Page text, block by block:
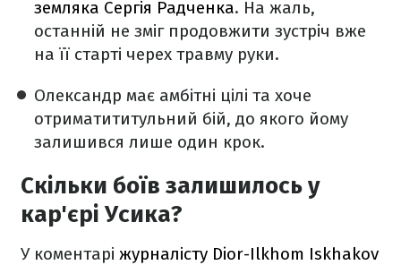
земляка Сергія Радченка. На жаль,
останній не зміг продовжити зустріч вже
на її старті черех травму руки.
Олександр має амбітні цілі та хоче
отриматититульний бій, до якого йому
залишився лише один крок.
Скільки боїв залишилось у
кар'єрі Усика?
У коментарі журналісту Dior-Ilkhom Iskhakov